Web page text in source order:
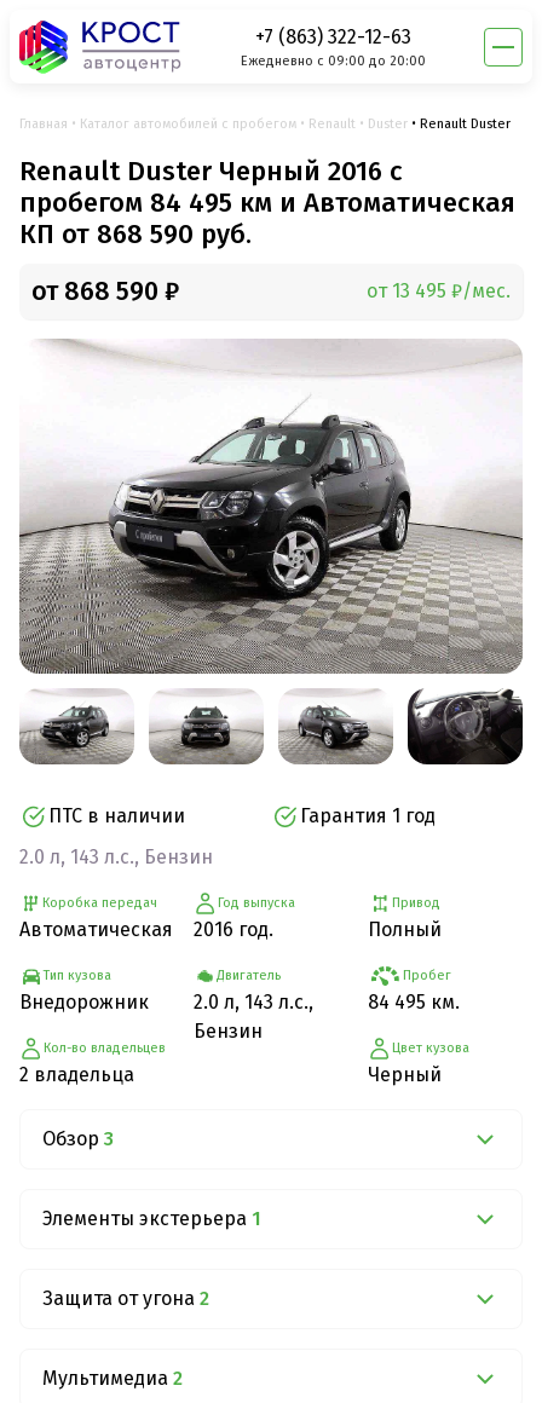
+7 (863) 322-12-63
Ежедневно с 09:00 до 20:00
Главная Каталог автомобилей с пробегом Renault Duster Renault Duster
Renault Duster Черный 2016 с
пробегом 84 495 км и Автоматическая
КП от 868 590 руб.
от 868 590 ₽ от 13 495 ₽/мес.
ПТС в наличии
Гарантия 1 год
2.0 л, 143 л.с., Бензин
Коробка передач
Автоматическая
Тип кузова
Внедорожник
Кол-во владельцев
2 владельца
Год выпуска
2016 год.
Двигатель
2.0 л, 143 л.с.,
Бензин
Привод
Полный
Пробег
84 495 км.
Цвет кузова
Черный
Обзор 3
Элементы экстерьера 1
Защита от угона 2
Мультимедиа 2